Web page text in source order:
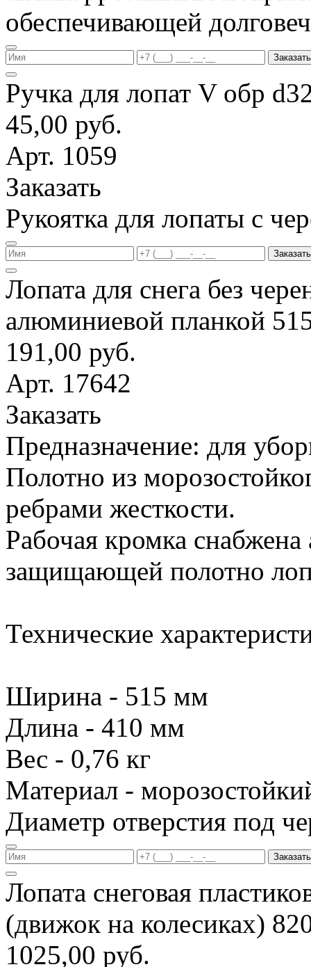
обеспечивающей
Заказать
Ручка для лопат V обр
45,00 руб.
Арт. 1059
Заказать
Рукоятка для лопаты с
Заказать
Лопата для снега без
алюминиевой планкой
191,00 руб.
Арт. 17642
Заказать
Предназначение: для
Полотно из
ребрами жесткости.
Рабочая кромка
защищающей полотно
Технические
Ширина - 515 мм
Длина - 410 мм
Вес - 0,76 кг
Материал -
Диаметр отверстия под
Заказать
Лопата снеговая
(движок на колесиках)
1025,00 руб.